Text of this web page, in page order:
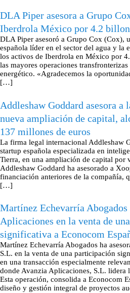
DLA Piper asesora a Grupo
Iberdrola México por 4.2
DLA Piper asesoró a Grupo Cox (Cox),
española líder en el sector del agua y la
los activos de Iberdrola en México por
las mayores operaciones
energético. «Agradecemos la
[…]
Addleshaw Goddard asesora a
nueva ampliación de capital,
137 millones de euros
La firma legal internacional Addleshaw
startup española especializada en
Tierra, en una ampliación de capital por
Addleshaw Goddard ha asesorado a
financiación anteriores de la compañía,
[…]
Martínez Echevarría Abogados
Aplicaciones en la venta de
significativa a Econocom
Martínez Echevarría Abogados ha
S.L. en la venta de una participación
en una transacción especialmente
donde Avanzia Aplicaciones, S.L. lidera
Esta operación, consolida a Econocom
diseño y gestión integral de proyectos